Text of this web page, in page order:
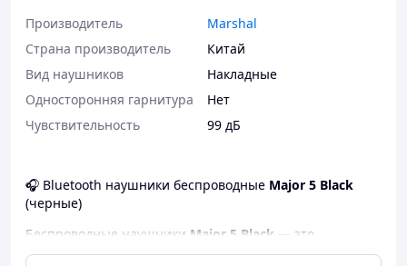
Производитель
Marshal
Страна производитель
Китай
Вид наушников
Накладные
Односторонняя гарнитура
Нет
Чувствительность
99 дБ
🎧 Bluetooth наушники беспроводные Major 5 Black
(черные)
Беспроводные наушники Major 5 Black — это
сочетание чистого звучания, стабильного Bluetooth-